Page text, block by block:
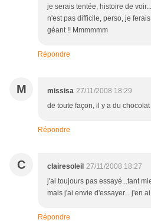
je serais tentée, histoire de
n'est pas difficile, perso, je
géant !! Mmmmmm
Répondre
M missisa 27/11/2008 18:29
de toute façon, il y a du
Répondre
C clairesoleil 27/11/2008 18:27
j'ai toujours pas essayé...tant
mais j'ai envie d'essayer... j'en
Répondre